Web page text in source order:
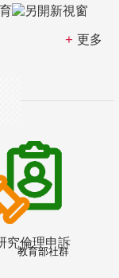
更多
究倫理申訴
教育部社群